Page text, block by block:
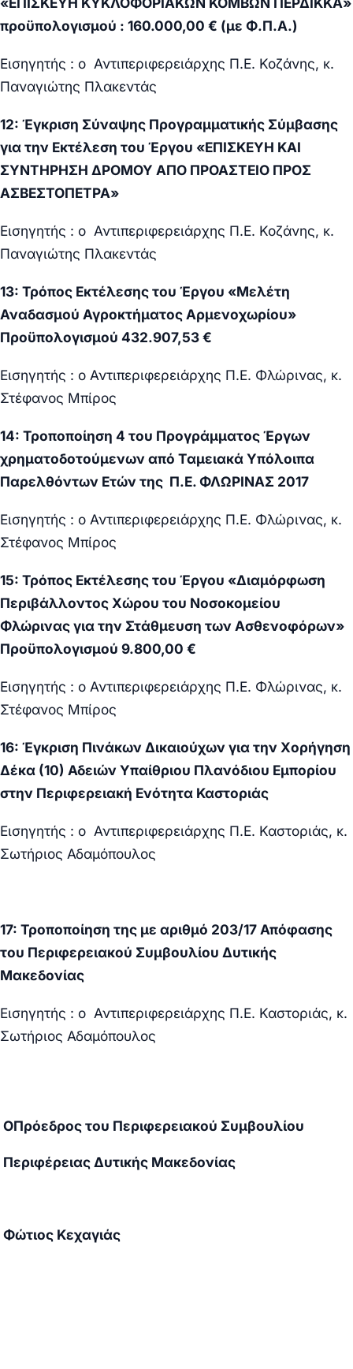
προϋπολογισμού : 160.000,00 € (με Φ.Π.Α.)
Εισηγητής : ο Αντιπεριφερειάρχης Π.Ε. Κοζάνης, κ.
Παναγιώτης Πλακεντάς
12: Έγκριση Σύναψης Προγραμματικής Σύμβασης
για την Εκτέλεση του Έργου «ΕΠΙΣΚΕΥΗ ΚΑΙ
ΣΥΝΤΗΡΗΣΗ ΔΡΟΜΟΥ ΑΠΟ ΠΡΟΑΣΤΕΙΟ ΠΡΟΣ
ΑΣΒΕΣΤΟΠΕΤΡΑ»
Εισηγητής : ο Αντιπεριφερειάρχης Π.Ε. Κοζάνης, κ.
Παναγιώτης Πλακεντάς
13: Τρόπος Εκτέλεσης του Έργου «Μελέτη
Αναδασμού Αγροκτήματος Αρμενοχωρίου»
Προϋπολογισμού 432.907,53 €
Εισηγητής : ο Αντιπεριφερειάρχης Π.Ε. Φλώρινας, κ.
Στέφανος Μπίρος
14: Τροποποίηση 4 του Προγράμματος Έργων
χρηματοδοτούμενων από Ταμειακά Υπόλοιπα
Παρελθόντων Ετών της Π.Ε. ΦΛΩΡΙΝΑΣ 2017
Εισηγητής : ο Αντιπεριφερειάρχης Π.Ε. Φλώρινας, κ.
Στέφανος Μπίρος
15: Τρόπος Εκτέλεσης του Έργου «Διαμόρφωση
Περιβάλλοντος Χώρου του Νοσοκομείου
Φλώρινας για την Στάθμευση των Ασθενοφόρων»
Προϋπολογισμού 9.800,00 €
Εισηγητής : ο Αντιπεριφερειάρχης Π.Ε. Φλώρινας, κ.
Στέφανος Μπίρος
16: Έγκριση Πινάκων Δικαιούχων για την Χορήγηση
Δέκα (10) Αδειών Υπαίθριου Πλανόδιου Εμπορίου
στην Περιφερειακή Ενότητα Καστοριάς
Εισηγητής : ο Αντιπεριφερειάρχης Π.Ε. Καστοριάς, κ.
Σωτήριος Αδαμόπουλος
17: Τροποποίηση της με αριθμό 203/17 Απόφασης
του Περιφερειακού Συμβουλίου Δυτικής
Μακεδονίας
Εισηγητής : ο Αντιπεριφερειάρχης Π.Ε. Καστοριάς, κ.
Σωτήριος Αδαμόπουλος
OΠρόεδρος του Περιφερειακού Συμβουλίου
Περιφέρειας Δυτικής Μακεδονίας
Φώτιος Κεχαγιάς